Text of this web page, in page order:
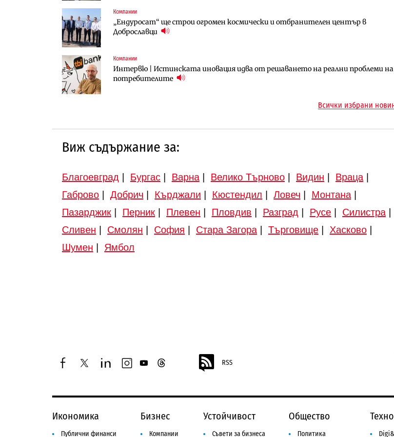
Компании
„Ендуросат“ ще строи огромен космически и отбранителен център в
Доброславци
Компании
Интервю | Истинската иновация идва от решаването на реални проблеми на
потребителите
Компании
„Хювефарма“ подписа договор за придобиване на Euroapi Italy
Инфраструктура
АПИ възложи промяната на парцеларния план за магистралата Русе – Велико
Търново
Градоустройство
Столична община избра изпълнител за преместването на трамвайното
трасе по бул. „Скобелев“
Инфраструктура
Вторият мост над Варненското езеро става част от бъдещата магистрала
„Черно море“
Всички избрани
Виж съдържание за:
Благоевград Бургас Варна Велико Търново Видин Враца
Габрово
Добрич Кърджали Кюстендил Ловеч Монтана
Пазарджик
Перник Плевен Пловдив Разград Русе Силистра
Сливен
Смолян София Стара Загора Търговище Хасково
Шумен
Ямбол
facebooktwitterlinkedininstagram
youtubethreads RSS
Икономика
Публични финанси
Бизнес
Компании
Устойчивост
Съвети за бизнеса
Общество
Политика